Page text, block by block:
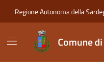
Regione Autonoma della
Comune